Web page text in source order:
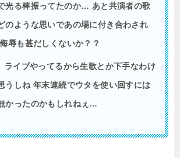
光る棒振ってたのか… あと共演者の歌
のような思いであの場に付き合わされ
辱も甚だしくないか？？
ライブやってるから生歌とか下手なわけ
うしね 年末連続でウタ を使い回すには
かったのかもしれねぇ…